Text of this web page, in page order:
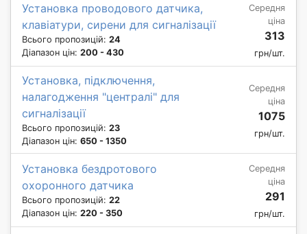
Установка проводового датчика,
клавіатури, сирени для сигналізації
Всього пропозицій: 24
Діапазон цін: 200 - 430
Середня
ціна
313
грн/шт.
Установка, підключення,
налагодження "централі" для
сигналізації
Всього пропозицій: 23
Діапазон цін: 650 - 1350
Середня
ціна
1075
грн/шт.
Установка бездротового
охоронного датчика
Всього пропозицій: 22
Діапазон цін: 220 - 350
Середня
ціна
291
грн/шт.